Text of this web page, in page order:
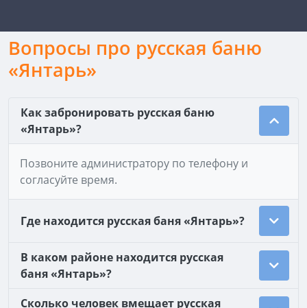
Вопросы про русская баню
«Янтарь»
Как забронировать русская баню
«Янтарь»?
Позвоните администратору по телефону и
согласуйте время.
Где находится русская баня «Янтарь»?
В каком районе находится русская
баня «Янтарь»?
Сколько человек вмещает русская